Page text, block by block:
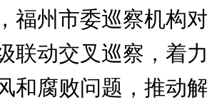
州市委巡察机构对
联动交叉巡察，着
和腐败问题，推动